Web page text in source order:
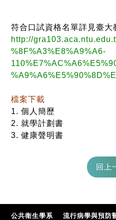
符合口試資格名單詳見臺大
http://
%8F%A3%E8%A9%A6-
檔案下載
1. 個人簡歷
2. 就學計劃書
3. 健康聲明書
公共衛生學系 流行病學與預防